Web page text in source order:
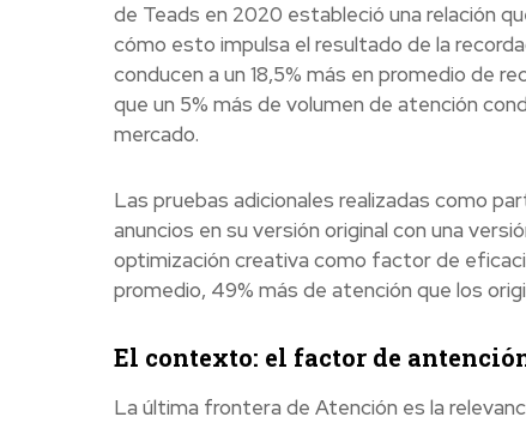
de Teads en 2020 estableció una relación
cómo esto impulsa el resultado de la
conducen a un 18,5% más en promedio de
que un 5% más de volumen de atención
mercado.
Las pruebas adicionales realizadas como
anuncios en su versión original con una
optimización creativa como factor de
promedio, 49% más de atención que los
El contexto: el factor de
La última frontera de Atención es la